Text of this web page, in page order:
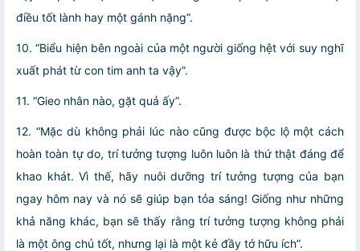
điều tốt lành hay một gánh nặng”.
10. “Biểu hiện bên ngoài của một người giống hệt với suy nghĩ
xuất phát từ con tim anh ta vậy”.
11. “Gieo nhân nào, gặt quả ấy”.
12. “Mặc dù không phải lúc nào cũng được bộc lộ một cách
hoàn toàn tự do, trí tưởng tượng luôn luôn là thứ thật đáng để
khao khát. Vì thế, hãy nuôi dưỡng trí tưởng tượng của bạn
ngay hôm nay và nó sẽ giúp bạn tỏa sáng! Giống như những
khả năng khác, bạn sẽ thấy rằng trí tưởng tượng không phải
là một ông chủ tốt, nhưng lại là một kẻ đầy tớ hữu ích”.